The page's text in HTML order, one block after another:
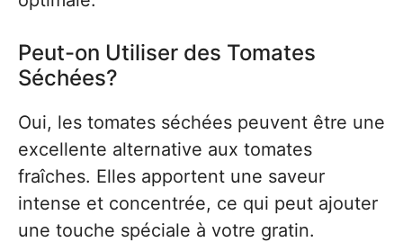
Peut-on Utiliser des Tomates
Séchées?
Oui, les tomates séchées peuvent être une
excellente alternative aux tomates
fraîches. Elles apportent une saveur
intense et concentrée, ce qui peut ajouter
une touche spéciale à votre gratin.